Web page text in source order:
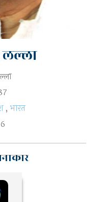
लल्ला
, भारत